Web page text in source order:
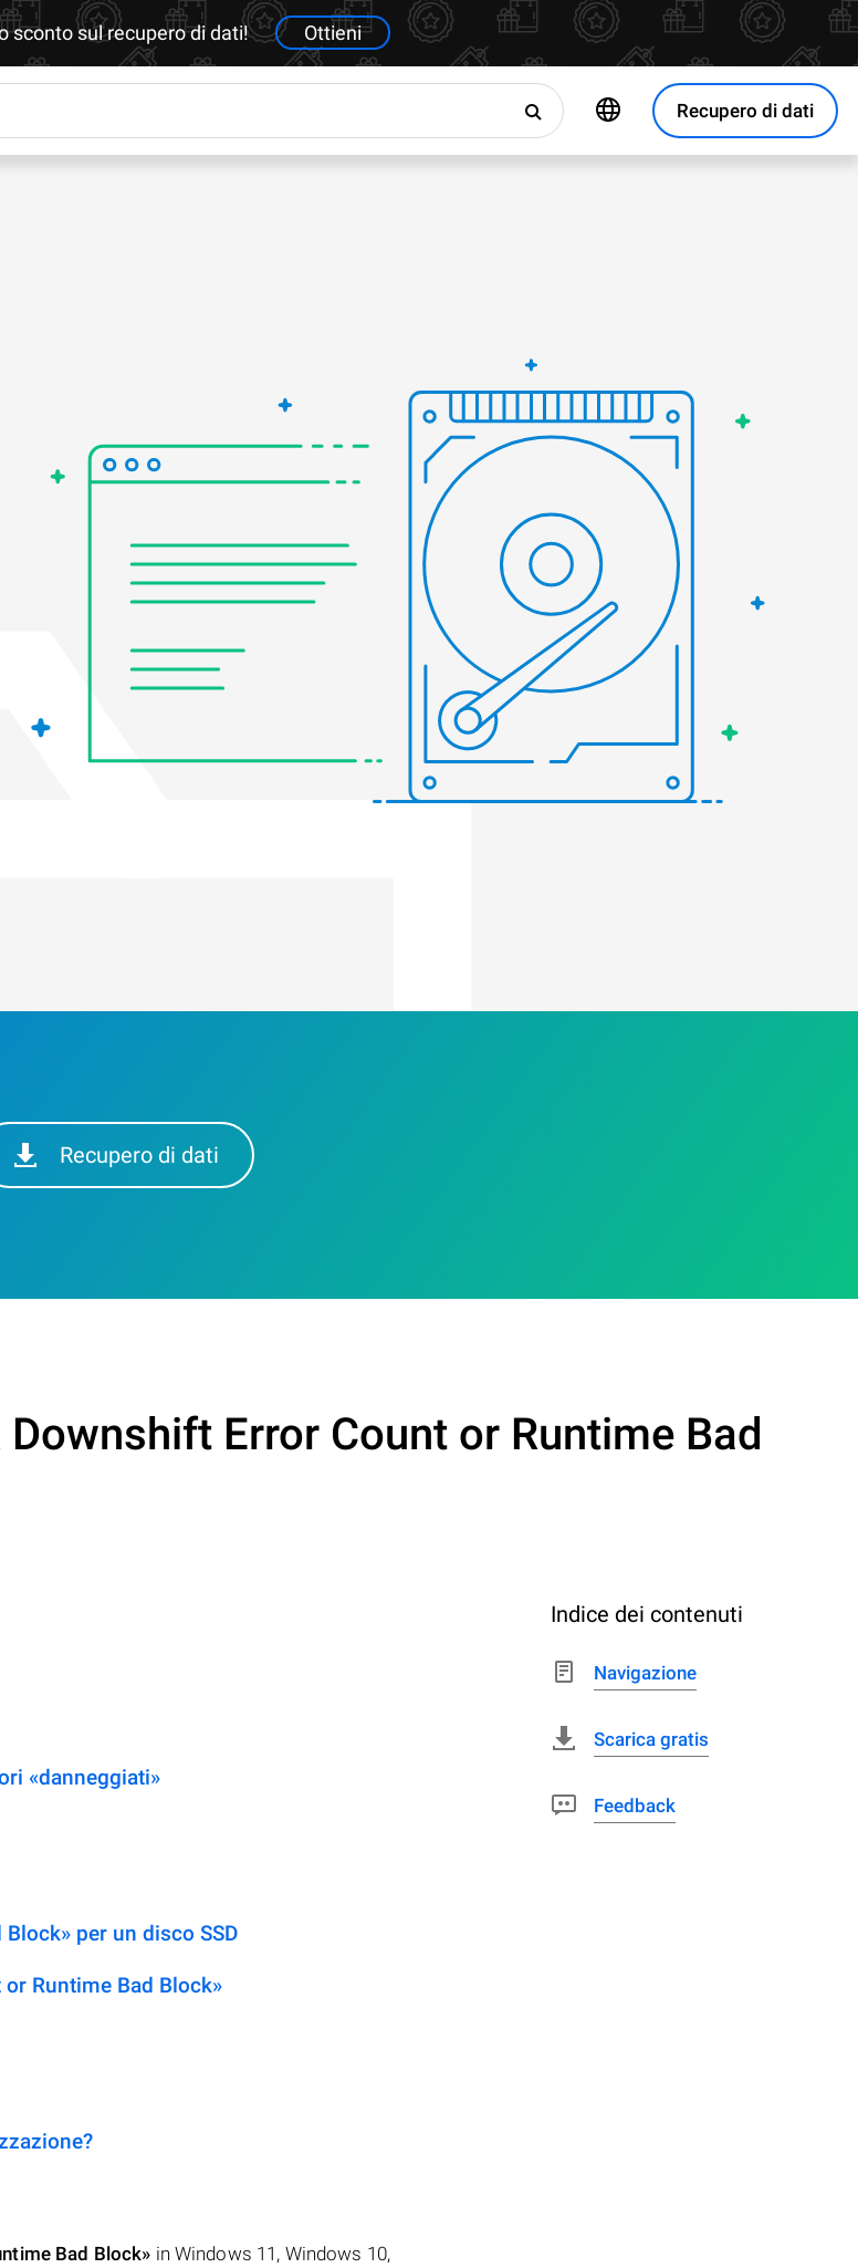
sconto sul recupero di dati! Ottieni
Recupero di dati
Recupero di dati
Error Count or Runtime Bad
«danneggiati»
per un disco SSD
Runtime Bad Block»
Bad Block» in Windows 11, Windows 10,
Indice dei contenuti
Navigazione
Scarica gratis
Feedback